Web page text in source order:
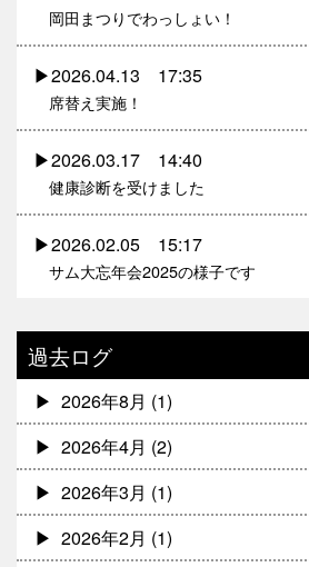
岡田まつりでわっしょい！
2026.04.13 17:35
席替え実施！
2026.03.17 14:40
健康診断を受けました
2026.02.05 15:17
サム大忘年会2025の様子です
過去ログ
2026年8月 (1)
2026年4月 (2)
2026年3月 (1)
2026年2月 (1)